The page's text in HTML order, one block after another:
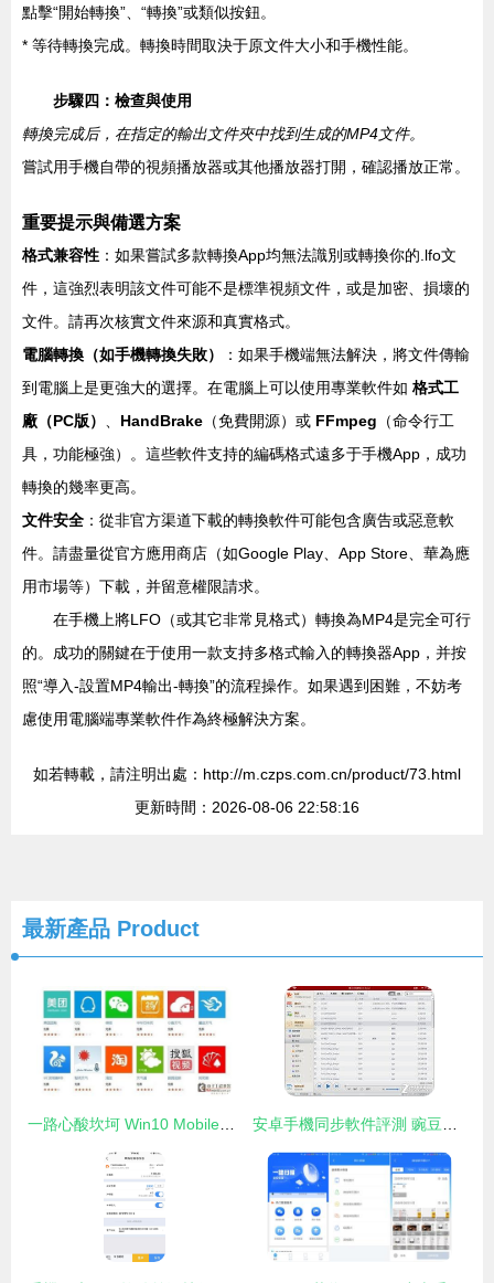
點擊“開始轉換”、“轉換”或類似按鈕。
* 等待轉換完成。轉換時間取決于原文件大小和手機性能。
步驟四：檢查與使用
轉換完成后，在指定的輸出文件夾中找到生成的MP4文件。
嘗試用手機自帶的視頻播放器或其他播放器打開，確認播放正常。
重要提示與備選方案
格式兼容性 ：如果嘗試多款轉換App均無法識別或轉換你的.lfo文
件，這強烈表明該文件可能不是標準視頻文件，或是加密、損壞的
文件。請再次核實文件來源和真實格式。
電腦轉換（如手機轉換失敗）
：如果手機端無法解決，將文件傳輸
到電腦上是更強大的選擇。在電腦上可以使用專業軟件如 格式工
廠（PC版）
HandBrake （免費開源）或 FFmpeg （命令行工
具，功能極強）。這些軟件支持的編碼格式遠多于手機App，成功
轉換的幾率更高。
文件安全 ：從非官方渠道下載的轉換軟件可能包含廣告或惡意軟
件。請盡量從官方應用商店（如Google Play、App Store、華為應
用市場等）下載，并留意權限請求。
在手機上將LFO（或其它非常見格式）轉換為MP4是完全可行
的。成功的關鍵在于使用一款支持多格式輸入的轉換器App，并按
照“導入-設置MP4輸出-轉換”的流程操作。如果遇到困難，不妨考
慮使用電腦端專業軟件作為終極解決方案。
如若轉載，請注明出處：http://m.czps.com.cn/product/73.html
更新時間：2026-08-06 22:58:16
最新產品 Product